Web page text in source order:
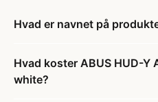
Hvad er navnet på
Hvad koster ABUS HUD-Y
white?